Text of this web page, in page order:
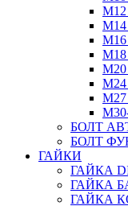
М12
М14
М16
М18
М20
М24
М27
БОЛТ
БОЛТ
ГАЙКИ
ГАЙКА
ГАЙКА
ГАЙКА